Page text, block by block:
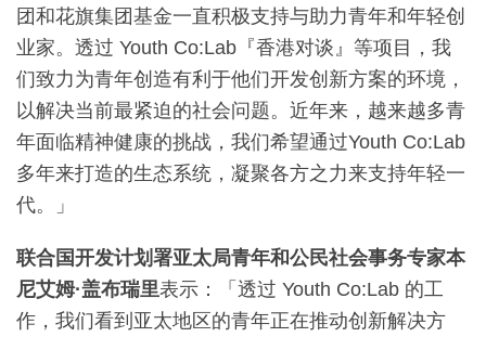
团和花旗集团基金一直积极支持与助力青年和年轻创
业家。透过 Youth Co:Lab『香港对谈』等项目，我
们致力为青年创造有利于他们开发创新方案的环境，
以解决当前最紧迫的社会问题。近年来，越来越多青
年面临精神健康的挑战，我们希望通过Youth Co:Lab
多年来打造的生态系统，凝聚各方之力来支持年轻一
代。」
联合国开发计划署亚太局青年和公民社会事务专家本
尼艾姆·盖布瑞里表示：「透过 Youth Co:Lab 的工
作，我们看到亚太地区的青年正在推动创新解决方